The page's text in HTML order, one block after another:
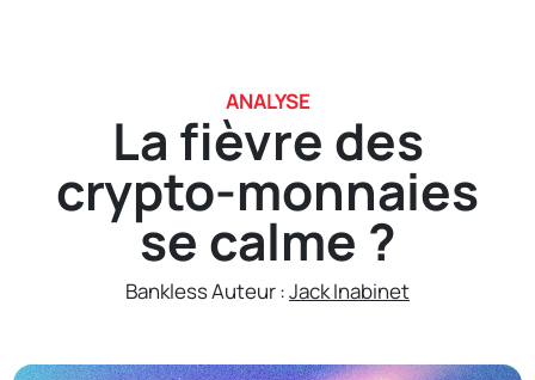
ANALYSE
La fièvre des
crypto-monnaies
se calme ?
Bankless Auteur :Jack Inabinet